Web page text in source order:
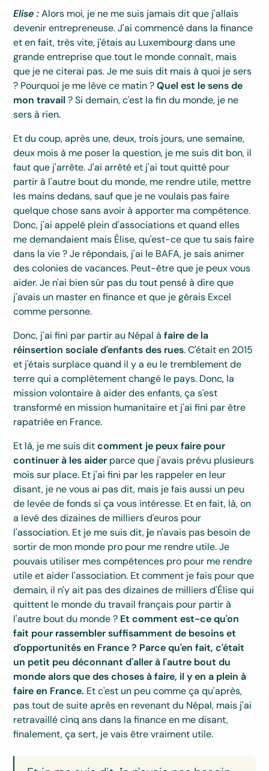
Elise :Alors moi, je ne me suis jamais dit que j'allais
devenir entrepreneuse. J'ai commencé dans la finance
et en fait, très vite, j'étais au Luxembourg dans une
grande entreprise que tout le monde connaît, mais
que je ne citerai pas. Je me suis dit mais à quoi je sers
? Pourquoi je me lève ce matin ?Quel est le sens de
mon travail ? Si demain, c'est la fin du monde, je ne
sers à rien.
Et du coup, après une, deux, trois jours, une semaine,
deux mois à me poser la question, je me suis dit bon, il
faut que j'arrête. J'ai arrêté et j'ai tout quitté pour
partir à l'autre bout du monde, me rendre utile, mettre
les mains dedans, sauf que je ne voulais pas faire
quelque chose sans avoir à apporter ma compétence.
Donc, j'ai appelé plein d'associations et quand elles
me demandaient mais Élise, qu'est-ce que tu sais faire
dans la vie ? Je répondais, j'ai le BAFA, je sais animer
des colonies de vacances. Peut-être que je peux vous
aider. Je n'ai bien sûr pas du tout pensé à dire que
j'avais un master en finance et que je gérais Excel
comme personne.
Donc, j'ai fini par partir au Népal àfaire de la
réinsertion sociale d'enfants des rues. C'était en 2015
et j'étais surplace quand il y a eu le tremblement de
terre qui a complètement changé le pays. Donc, la
mission volontaire à aider des enfants, ça s'est
transformé en mission humanitaire et j'ai fini par être
rapatriée en France.
Et là, je me suis ditcomment je peux faire pour
continuer à les aider parce que j'avais prévu plusieurs
mois sur place. Et j'ai fini par les rappeler en leur
disant, je ne vous ai pas dit, mais je fais aussi un peu
de levée de fonds si ça vous intéresse. Et en fait, là, on
a levé des dizaines de milliers d'euros pour
l'association. Et je me suis dit, je n'avais pas besoin de
sortir de mon monde pro pour me rendre utile. Je
pouvais utiliser mes compétences pro pour me rendre
utile et aider l'association. Et comment je fais pour que
demain, il n'y ait pas des dizaines de milliers d'Élise qui
quittent le monde du travail français pour partir à
l'autre bout du monde ? Et comment est-ce qu'on
fait pour rassembler suffisamment de besoins et
d'opportunités en France ? Parce qu'en fait, c'était
un petit peu déconnant d'aller à l'autre bout du
monde alors que des choses à faire, il y en a plein à
faire en France. Et c'est un peu comme ça qu'après,
pas tout de suite après en revenant du Népal, mais j'ai
retravaillé cinq ans dans la finance en me disant,
finalement, ça sert, je vais être vraiment utile.